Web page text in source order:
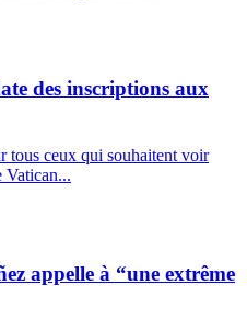
des inscriptions aux
tous ceux qui souhaitent voir
appelle à “une extrême